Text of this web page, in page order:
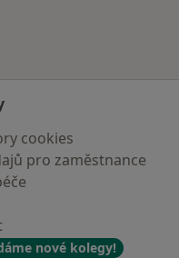
cookies
pro zaměstnance
nové kolegy!